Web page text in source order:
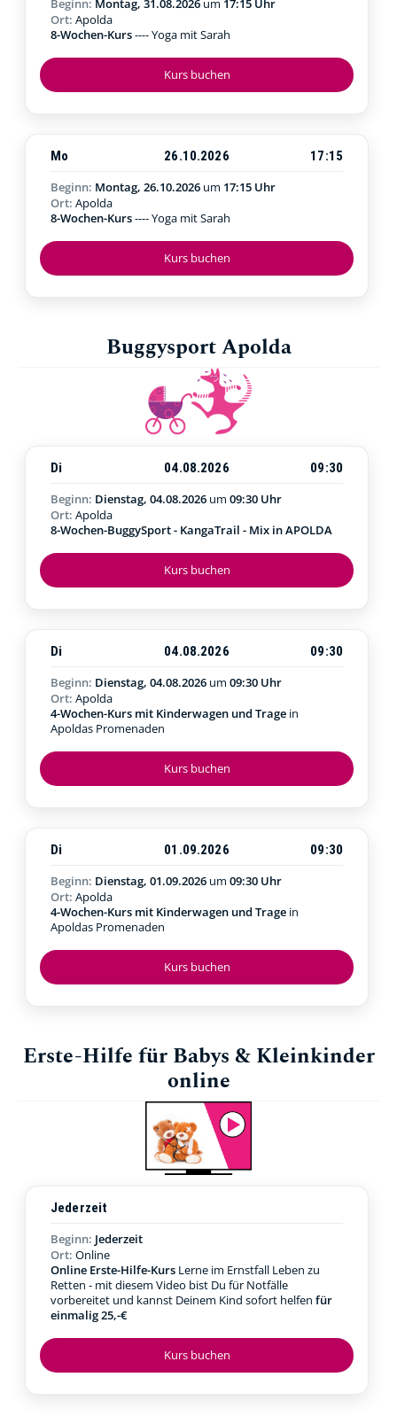
Kurs buchen
Beginn: Montag, 31.08.2026 um 17:15 Uhr
Ort: Apolda
8-Wochen-Kurs---- Yoga mit Sarah
Kurs buchen
Mo 26.10.2026
17:15
Beginn: Montag, 26.10.2026 um 17:15 Uhr
Ort: Apolda
8-Wochen-Kurs---- Yoga mit Sarah
Buggysport Apolda
Kurs buchen
Di 04.08.2026
09:30
Beginn: Dienstag, 04.08.2026 um 09:30 Uhr
Ort: Apolda
8-Wochen-BuggySport - KangaTrail - Mix in APOLDA
Kurs buchen
Di 04.08.2026
09:30
Beginn: Dienstag, 04.08.2026 um 09:30 Uhr
Ort: Apolda
4-Wochen-Kurs mit Kinderwagen und Trage in
Apoldas Promenaden
Kurs buchen
Di 01.09.2026
09:30
Beginn: Dienstag, 01.09.2026 um 09:30 Uhr
Ort: Apolda
4-Wochen-Kurs mit Kinderwagen und Trage in
Apoldas Promenaden
Erste-Hilfe für Babys & Kleinkinder
online
Kurs buchen
Jederzeit
Beginn: Jederzeit
Ort: Online
Online Erste-Hilfe-Kurs Lerne im Ernstfall Leben zu
Retten - mit diesem Video bist Du für Notfälle
vorbereitet und kannst Deinem Kind sofort helfen für
einmalig 25,-€